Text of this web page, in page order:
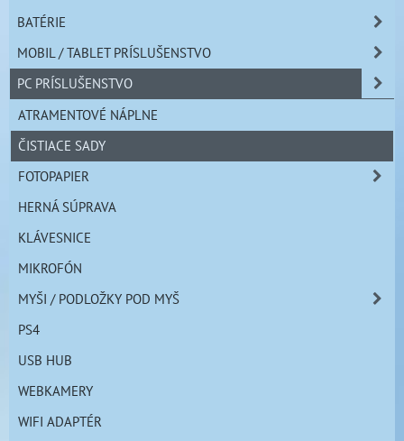
BATÉRIE
MOBIL / TABLET PRÍSLUŠENSTVO
PC PRÍSLUŠENSTVO
ATRAMENTOVÉ NÁPLNE
ČISTIACE SADY
FOTOPAPIER
HERNÁ SÚPRAVA
KLÁVESNICE
MIKROFÓN
MYŠI / PODLOŽKY POD MYŠ
PS4
USB HUB
WEBKAMERY
WIFI ADAPTÉR